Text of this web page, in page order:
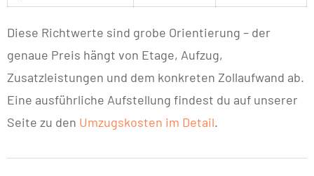
Diese Richtwerte sind grobe Orientierung – der
genaue Preis hängt von Etage, Aufzug,
Zusatzleistungen und dem konkreten Zollaufwand ab.
Eine ausführliche Aufstellung findest du auf unserer
Seite zu den Umzugskosten im Detail.